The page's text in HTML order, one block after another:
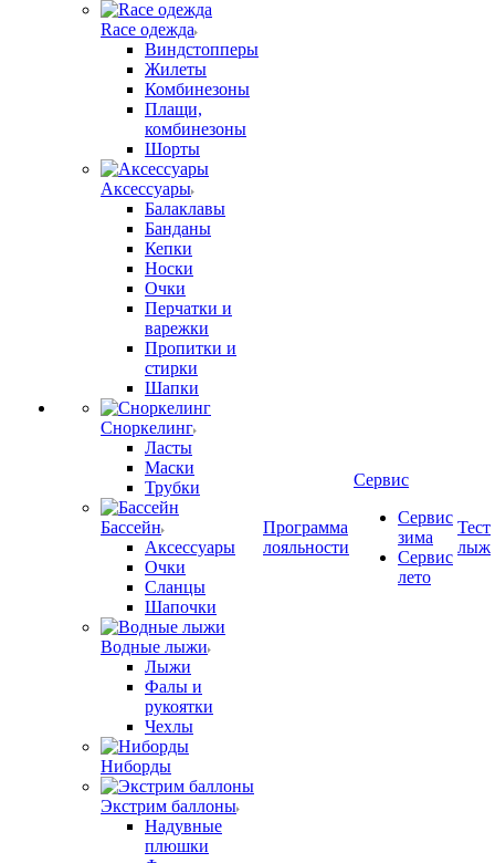
Race одежда
Виндстопперы
Жилеты
Комбинезоны
Плащи,
комбинезоны
Шорты
Аксессуары
Балаклавы
Банданы
Кепки
Носки
Очки
Перчатки и
варежки
Пропитки и
стирки
Шапки
Сноркелинг
Ласты
Маски
Трубки
Бассейн
Аксессуары
Очки
Сланцы
Шапочки
Водные лыжи
Лыжи
Фалы и
рукоятки
Чехлы
Ниборды
Экстрим баллоны
Надувные
плюшки
Программа
лояльности
Сервис
Сервис
зима
Сервис
лето
Тест
лыж